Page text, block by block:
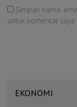
Simpan nama,
untuk komentar saya
EKONOMI